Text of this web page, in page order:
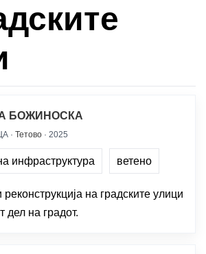
БОЖИНОСКА
· Тетово · 2025
инфраструктура ветено
на градските улици
дел на градот.